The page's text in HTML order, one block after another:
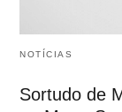
NOTÍCIAS
Sortudo de